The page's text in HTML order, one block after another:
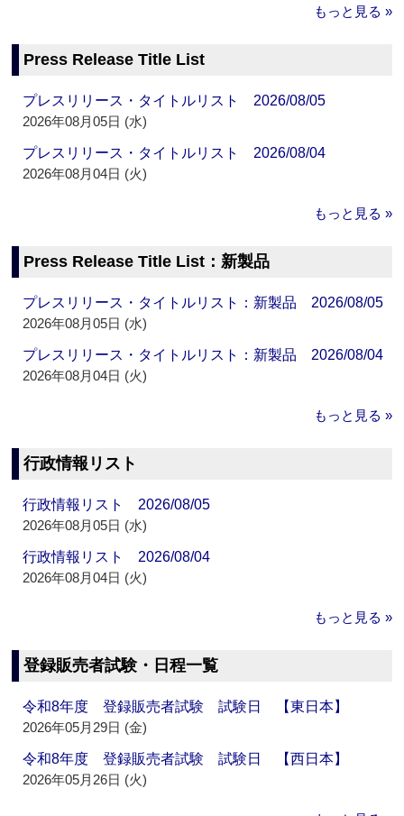
もっと見る »
Press Release Title List
プレスリリース・タイトルリスト 2026/08/05
2026年08月05日 (水)
プレスリリース・タイトルリスト 2026/08/04
2026年08月04日 (火)
もっと見る »
Press Release Title List：新製品
プレスリリース・タイトルリスト：新製品 2026/08/05
2026年08月05日 (水)
プレスリリース・タイトルリスト：新製品 2026/08/04
2026年08月04日 (火)
もっと見る »
行政情報リスト
行政情報リスト 2026/08/05
2026年08月05日 (水)
行政情報リスト 2026/08/04
2026年08月04日 (火)
もっと見る »
登録販売者試験・日程一覧
令和8年度 登録販売者試験 試験日 【東日本】
2026年05月29日 (金)
令和8年度 登録販売者試験 試験日 【西日本】
2026年05月26日 (火)